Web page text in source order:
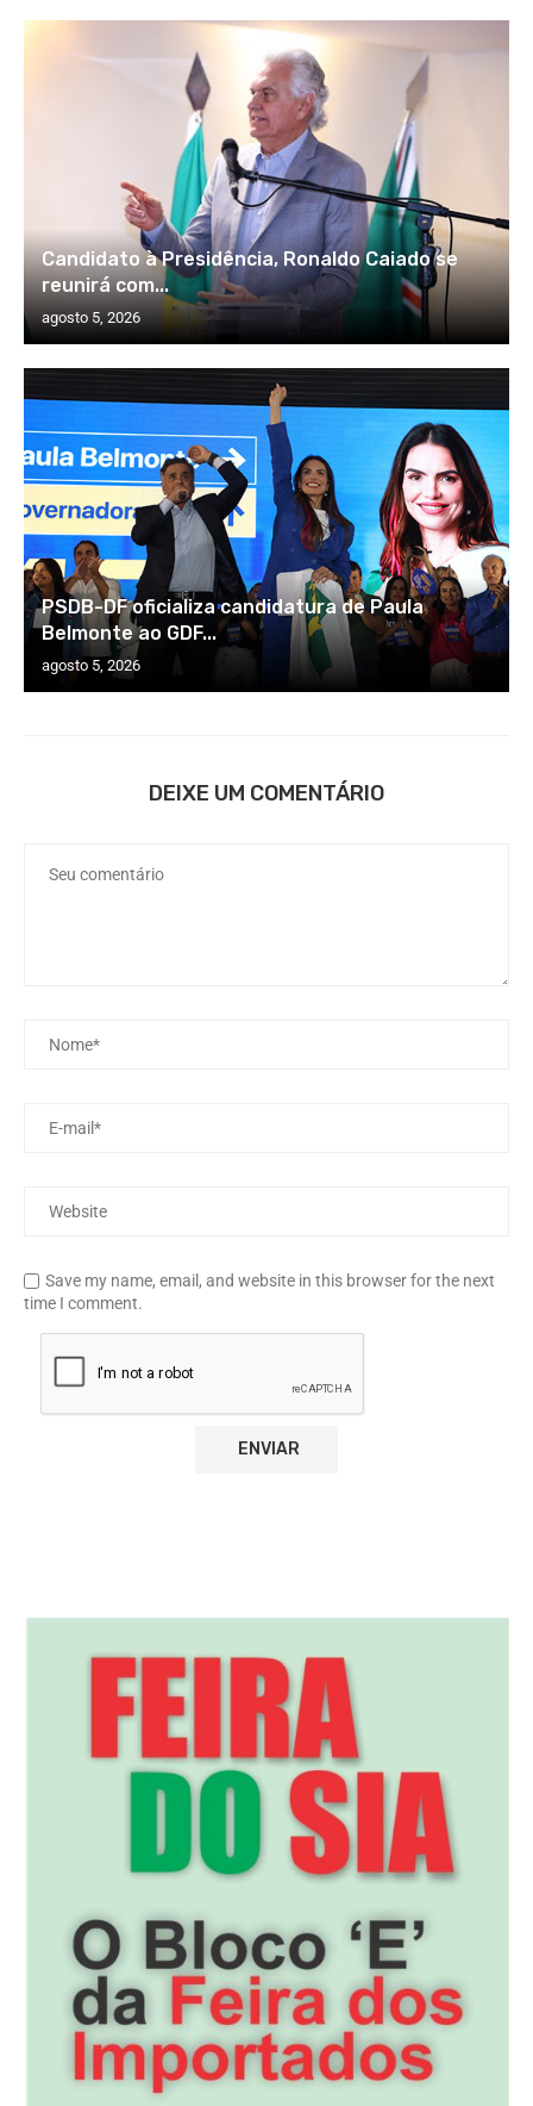
Candidato à Presidência, Ronaldo Caiado se
reunirá com...
agosto 5, 2026
PSDB-DF oficializa candidatura de Paula
Belmonte ao GDF...
agosto 5, 2026
DEIXE UM COMENTÁRIO
Save my name, email, and website in this browser for the next
time I comment.